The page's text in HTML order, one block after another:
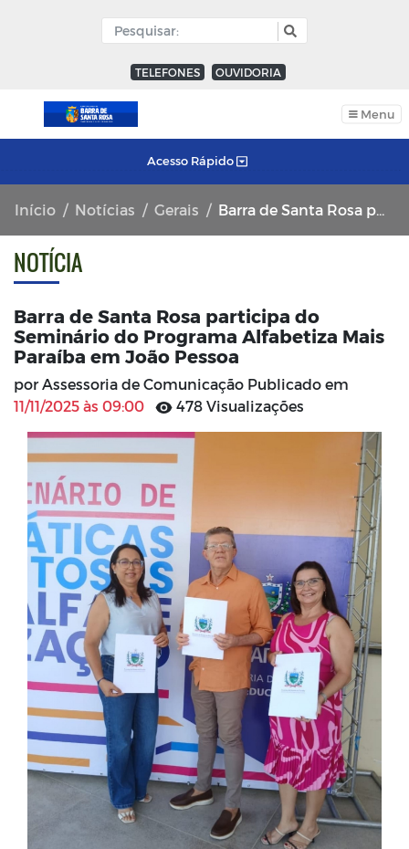
TELEFONES OUVIDORIA
Menu
Acesso Rápido
Início Notícias Gerais Barra de Santa Rosa participa do Seminário do Programa Alfabetiza Mais Paraíba em João Pessoa
NOTÍCIA
Barra de Santa Rosa participa do
Seminário do Programa Alfabetiza Mais
Paraíba em João Pessoa
por Assessoria de Comunicação Publicado em
11/11/2025 às 09:00
478 Visualizações